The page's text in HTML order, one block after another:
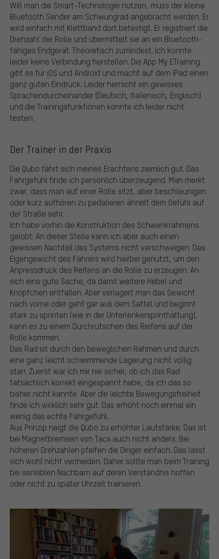
Will man die Smart-Technologie nutzen, muss der kleine
Bluetooth Sender am Schwungrad angebracht werden. Er
wird einfach mit Klettband dort befestigt. Er registriert die
Drehzahl der Rolle und übermittelt sie an ein Bluetooth-
fähiges Endgerät. Theoretisch zumindest. Ich konnte
leider keine Verbindung herstellen. Die App My ETraining
gibt es für iOS und Android und macht auf dem iPad einen
ganz guten Eindruck. Leider herrscht ein gewisses
Sprachendurcheinander (Deutsch, Italienisch, Englisch)
und die Trainingsfunktionen konnte ich leider nicht
testen.
Der Trainer in der Praxis
Die Qubo fährt sich meines Erachtens ziemlich gut. Das
Fahrgefühl finde ich persönlich überzeugend. Man merkt
zwar, dass man auf einer Rolle sitzt, aber beschleunigen
oder kurz aufhören zu pedalieren ähnelt dem Gefühl auf
der Straße sehr.
Ich habe vorhin die Konstruktion des Schwenkrahmens
gelobt. An dieser Stelle kann ich aber auch einen
gewissen Nachteil des Systems nicht verschweigen. Das
Eigengewicht des Fahrers wird hierbei genutzt, um den
Anpressdruck des Reifens an die Rolle zu erzeugen. An
sich eine gute Sache, da damit weitere Hebel und
Knöpfchen entfallen. Aber verlagert man das Gewicht
nach vorne oder geht gar aus dem Sattel und beginnt
stark zu sprinten (wie in der Unterlenkersprinthaltung),
kann es zu einem Durchrutschen des Reifens auf der
Rolle kommen.
Das Rad ist durch den beweglichen Rahmen und durch
eine ganz leicht schwimmende Lagerung nicht völlig
starr. Zuerst war ich mir nie sicher, ob ich das Rad
tatsächlich korrekt eingespannt habe, da ich das so
bisher nicht kannte. Aber die leichte Bewegungsfreiheit
finde ich wirklich sehr gut. Das erhöht noch einmal ein
wenig das echte Fahrgefühl.
Aus Prinzip neigt die Qubo zu erhöhter Lautstärke. Das ist
bei Magnetbremsen von Tacx auch nicht anders. Bei
höheren Drehzahlen pfeifen die Dinger einfach. Das lässt
sich wohl nicht vermeiden. Daher sollte man beim Training
bei sensiblen Nachbarn auf deren Verständnis hoffen
oder nicht zu später Uhrzeit trainieren.